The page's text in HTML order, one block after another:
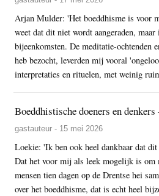
Arjan Mulder: 'Het boeddhisme is voor
weet dat dit niet wordt aangeraden,
bijeenkomsten. De meditatie-ochtenden
heb bezocht, leverden mij vooral
interpretaties en rituelen, met weinig
Boeddhistische doeners en
gastauteur - 15 mei 2026
Loekie: 'Ik ben ook heel dankbaar dat
Dat het voor mij als leek mogelijk is om
mensen tien dagen op de Drentse hei
over het boeddhisme, dat is echt heel